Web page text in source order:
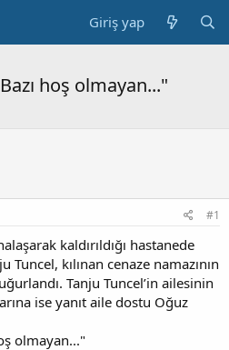
Giriş yap
hoş olmayan..."
#1
kaldırıldığı hastanede
Tuncel, kılınan cenaze namazının
Tanju Tuncel’in ailesinin
ise yanıt aile dostu Oğuz
olmayan..."